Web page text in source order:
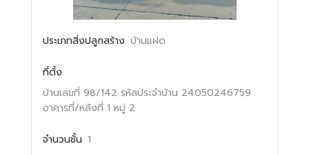
ประเภทสิ่งปลูกสร้าง บ้านแฝด
ที่ตั้ง
บ้านเลขที่ 98/142 รหัสประจำบ้าน 24050246759
อาคารที่/หลังที่ 1 หมู่ 2
จำนวนชั้น 1